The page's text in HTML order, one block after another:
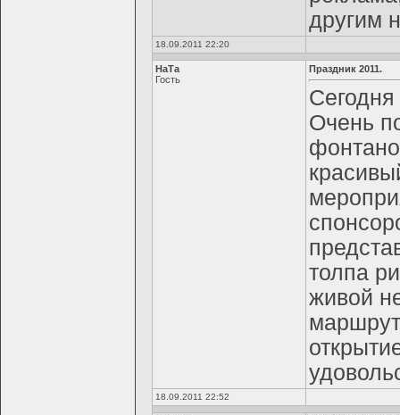
другим
18.09.2011 22:20
НаТа
Гость
Праздник 2011.
Очень
толпа
живой
18.09.2011 22:52